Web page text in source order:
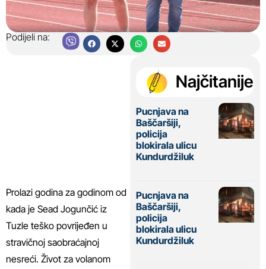
Podijeli na:
Prolazi godina za godinom od
kada je Sead Jogunčić iz
Tuzle teško povrijeđen u
stravičnoj saobraćajnoj
nesreći. Život za volanom
Najčitanije
Pucnjava na
Baščaršiji,
policija
blokirala ulicu
Kundurdžiluk
Pucnjava na
Baščaršiji,
policija
blokirala ulicu
Kundurdžiluk